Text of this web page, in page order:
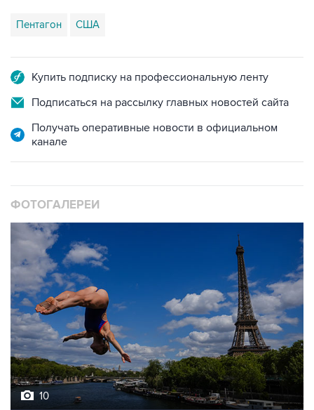
Пентагон США
Купить подписку на профессиональную ленту
Подписаться на рассылку главных новостей сайта
Получать оперативные новости в официальном
канале
ФОТОГАЛЕРЕИ
10